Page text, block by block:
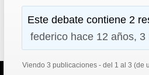
pedal de delay.
Tutorial de CLA
Este debate contiene 2
federico hace 12 años, 3
Viendo 3 publicaciones - del 1 al 3 (de